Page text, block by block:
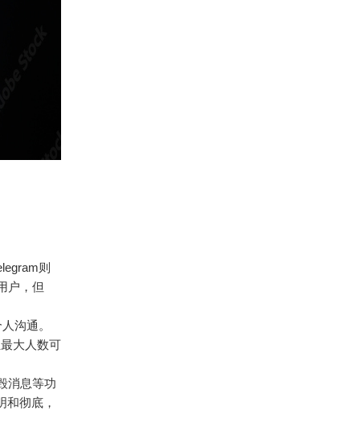
则
户，但
沟通。
大人数可
消息等功
和彻底，